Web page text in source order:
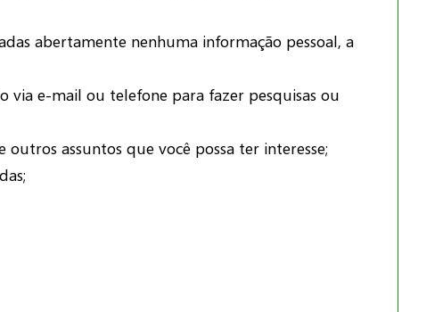
abertamente nenhuma informação pessoal, a
via e-mail ou telefone para fazer pesquisas ou
assuntos que você possa ter interesse;